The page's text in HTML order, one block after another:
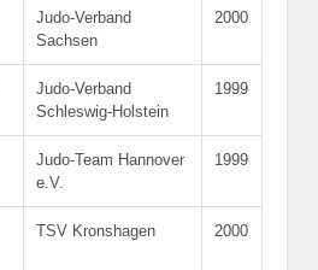
Judo-Verband
Sachsen
2000
Judo-Verband
Schleswig-Holstein
1999
Judo-Team Hannover
e.V.
1999
TSV Kronshagen 2000